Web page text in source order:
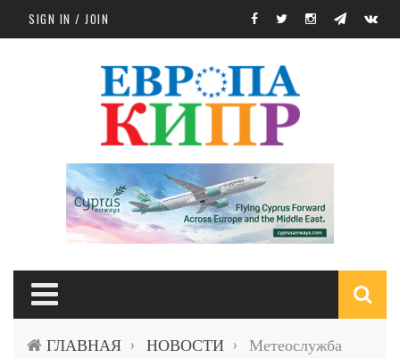
Skip to main content
SIGN IN / JOIN
ГЛАВНАЯ › НОВОСТИ ›
Метеослужба